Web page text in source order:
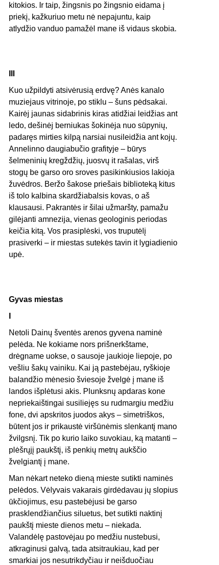
kitokios. Ir taip, žingsnis po žingsnio eidama į
priekį, kažkuriuo metu nė nepajuntu, kaip
atlydžio vanduo pamažėl mane iš vidaus skobia.
Kuo užpildyti atsivėrusią erdvę? Anės kanalo
muziejaus vitrinoje, po stiklu – šuns pėdsakai.
Kairėj jaunas sidabrinis kiras atidžiai leidžias ant
ledo, dešinėj berniukas šokinėja nuo sūpynių,
padaręs mirties kilpą narsiai nusileidžia ant kojų.
Annelinno daugiabučio grafityje – būrys
šelmeninių kregždžių, juosvų it rašalas, virš
stogų be garso oro sroves pasikinkiusios lakioja
žuvėdros. Beržo šakose priešais biblioteką kitus
iš tolo kalbina skardžiabalsis kovas, o aš
klausausi. Pakrantės ir šilai užmaršty, pamažu
gilėjanti amnezija, vienas geologinis periodas
keičia kitą. Vos prasiplėski, vos truputėlį
prasiverki – ir miestas sutekės tavin it lygiadienio
upė.
Gyvas miestas
Netoli Dainų šventės arenos gyvena naminė
pelėda. Ne kokiame nors prišnerkštame,
drėgname uokse, o sausoje jaukioje liepoje, po
vešliu šakų vainiku. Kai ją pastebėjau, ryškioje
balandžio mėnesio šviesoje žvelgė į mane iš
landos išplėtusi akis. Plunksnų apdaras kone
nepriekaištingai susiliejęs su rudmargiu medžiu
fone, dvi apskritos juodos akys – simetriškos,
būtent jos ir prikaustė viršūnėmis slenkantį mano
žvilgsnį. Tik po kurio laiko suvokiau, ką matanti –
plėšrųjį paukštį, iš penkių metrų aukščio
žvelgiantį į mane.
Man nėkart neteko dieną mieste sutikti naminės
pelėdos. Vėlyvais vakarais girdėdavau jų slopius
ūkčiojimus, esu pastebėjusi be garso
prasklendžiančius siluetus, bet sutikti naktinį
paukštį mieste dienos metu – niekada.
Valandėlę pastovėjau po medžiu nustebusi,
atkraginusi galvą, tada atsitraukiau, kad per
smarkiai jos nesutrikdyčiau ir neišduočiau